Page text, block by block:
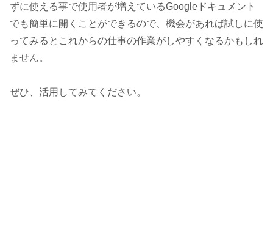
ずに使える事で使用者が増えているGoogleドキュメント
でも簡単に開くことができるので、機会があれば試しに使
ってみるとこれからの仕事の作業がしやすくなるかもしれ
ません。
ぜひ、活用してみてください。